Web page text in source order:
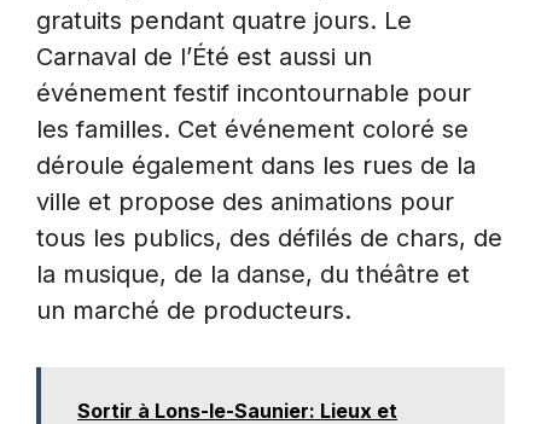
gratuits pendant quatre jours. Le
Carnaval de l’Été est aussi un
événement festif incontournable pour
les familles. Cet événement coloré se
déroule également dans les rues de la
ville et propose des animations pour
tous les publics, des défilés de chars, de
la musique, de la danse, du théâtre et
un marché de producteurs.
Sortir à Lons-le-Saunier: Lieux et